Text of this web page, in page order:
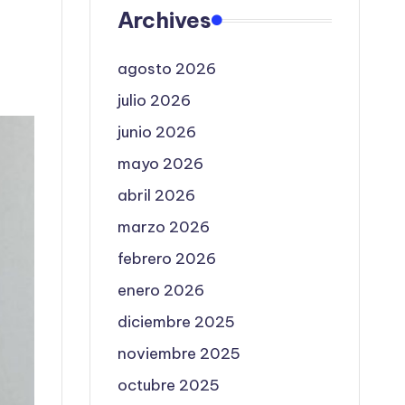
Archives
agosto 2026
julio 2026
junio 2026
mayo 2026
abril 2026
marzo 2026
febrero 2026
enero 2026
diciembre 2025
noviembre 2025
octubre 2025